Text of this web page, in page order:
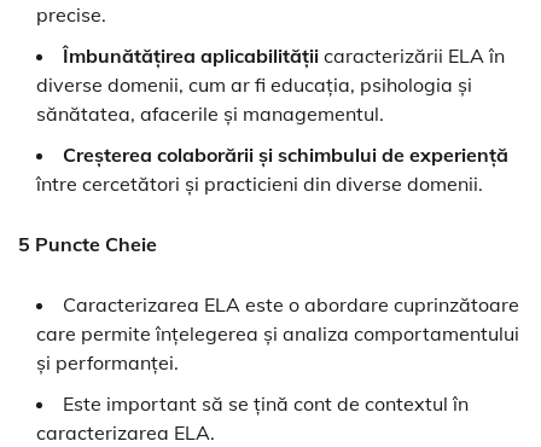
precise.
Îmbunătățirea aplicabilității caracterizării ELA în
diverse domenii, cum ar fi educația, psihologia și
sănătatea, afacerile și managementul.
Creșterea colaborării și schimbului de experiență
între cercetători și practicieni din diverse domenii.
5 Puncte Cheie
Caracterizarea ELA este o abordare cuprinzătoare
care permite înțelegerea și analiza comportamentului
și performanței.
Este important să se țină cont de contextul în
caracterizarea ELA.